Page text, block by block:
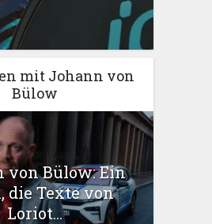
mit Johann von
Bülow
von Bülow: Ein
die Texte von
Loriot...